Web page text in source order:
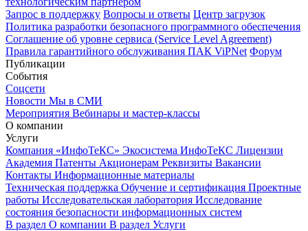
Запрос в поддержку Вопросы и ответы Центр загрузок
Политика разработки безопасного программного обеспечения
Соглашение об уровне сервиса (Service Level Agreement)
Правила гарантийного обслуживания ПАК ViPNet Форум
Публикации
События
Соцсети
Новости Мы в СМИ
Мероприятия Вебинары и мастер-классы
О компании
Услуги
Компания «ИнфоТеКС» Экосистема ИнфоТеКС Лицензии
Академия Патенты Акционерам Реквизиты Вакансии
Контакты Информационные материалы
Техническая поддержка Обучение и сертификация Проектные
работы Исследовательская лаборатория Исследование
состояния безопасности информационных систем
В раздел О компании В раздел Услуги